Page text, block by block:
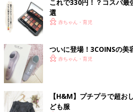
これで330円！？コスパ最
選
赤ちゃん・育児
ついに登場！3COINSの美
赤ちゃん・育児
【H&M】プチプラで超お
ども服